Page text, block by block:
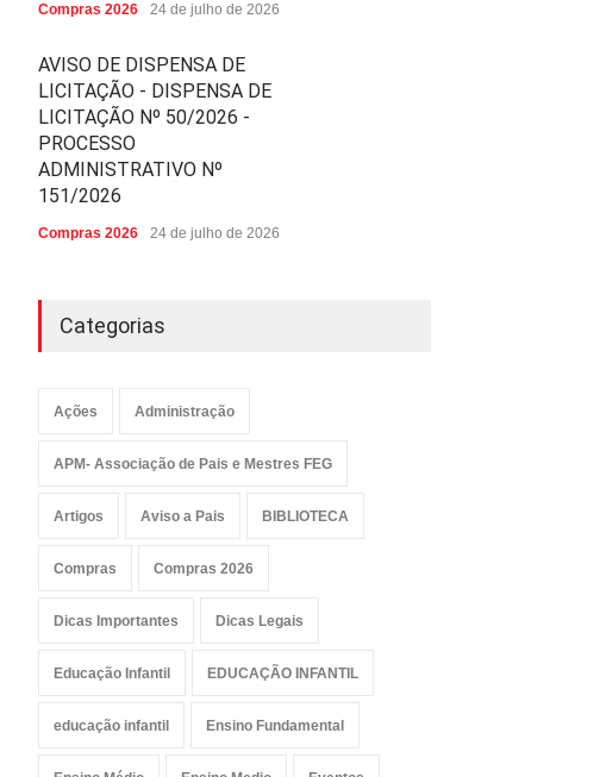
Compras 2026 24 de julho de 2026
AVISO DE DISPENSA DE
LICITAÇÃO - DISPENSA DE
LICITAÇÃO Nº 50/2026 -
PROCESSO
ADMINISTRATIVO Nº
151/2026
Compras 2026 24 de julho de 2026
Categorias
Ações Administração
APM- Associação de Pais e Mestres FEG
Artigos Aviso a Pais BIBLIOTECA
Compras Compras 2026
Dicas Importantes Dicas Legais
Educação Infantil EDUCAÇÃO INFANTIL
educação infantil Ensino Fundamental